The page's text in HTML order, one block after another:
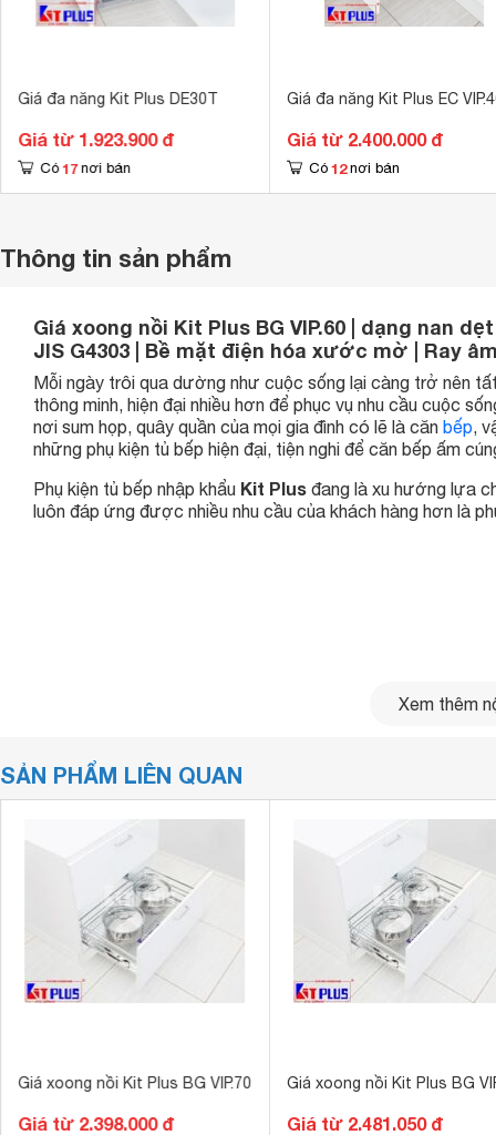
Giá đa năng Kit Plus DE30T
Giá từ 1.923.900 đ
Có 17 nơi bán
Giá đa năng Kit Plus EC
Giá từ 2.400.000 đ
Có 12 nơi bán
Thông tin sản phẩm
Giá xoong nồi Kit Plus BG VIP.60 | dạng nan
JIS G4303 | Bề mặt điện hóa xước mờ | Ray
Mỗi ngày trôi qua dường như cuộc sống lại càng trở nên
thông minh, hiện đại nhiều hơn để phục vụ nhu cầu cuộc
nơi sum họp, quây quần của mọi gia đình có lẽ là căn bếp,
những phụ kiện tủ bếp hiện đại, tiện nghi để căn bếp ấm
Phụ kiện tủ bếp nhập khẩu Kit Plus đang là xu hướng lựa
luôn đáp ứng được nhiều nhu cầu của khách hàng hơn là
Xem thêm
SẢN PHẨM LIÊN QUAN
Giá xoong nồi Kit Plus BG VIP.70
Giá từ 2.398.000 đ
Giá xoong nồi Kit Plus BG
Giá từ 2.481.050 đ